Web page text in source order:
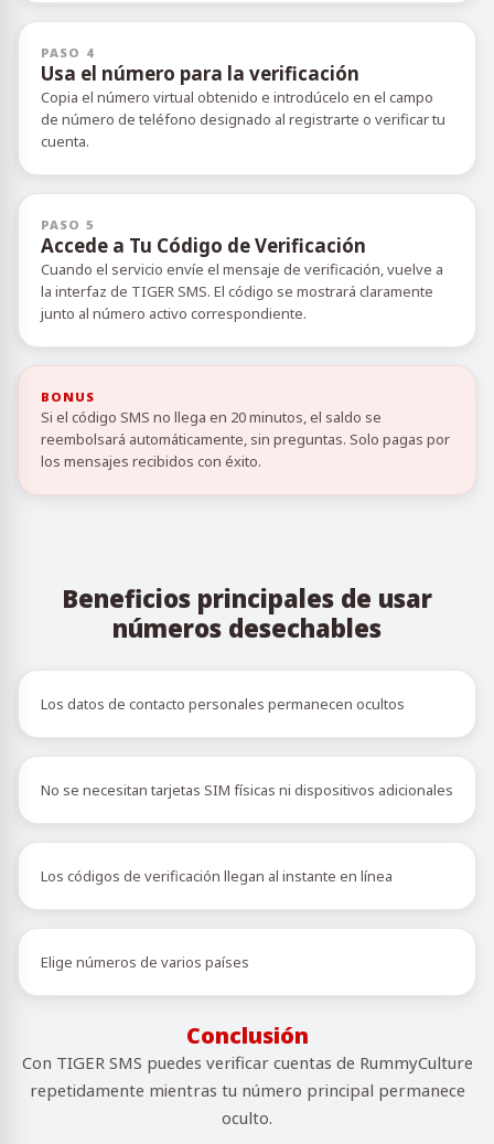
PASO 4
Usa el número para la verificación
Copia el número virtual obtenido e introdúcelo en el campo
de número de teléfono designado al registrarte o verificar tu
cuenta.
PASO 5
Accede a Tu Código de Verificación
Cuando el servicio envíe el mensaje de verificación, vuelve a
la interfaz de TIGER SMS. El código se mostrará claramente
junto al número activo correspondiente.
BONUS
Si el código SMS no llega en 20 minutos, el saldo se
reembolsará automáticamente, sin preguntas. Solo pagas por
los mensajes recibidos con éxito.
Beneficios principales de usar
números desechables
Los datos de contacto personales permanecen ocultos
No se necesitan tarjetas SIM físicas ni dispositivos adicionales
Los códigos de verificación llegan al instante en línea
Elige números de varios países
Conclusión
Con TIGER SMS puedes verificar cuentas de RummyCulture
repetidamente mientras tu número principal permanece
oculto.